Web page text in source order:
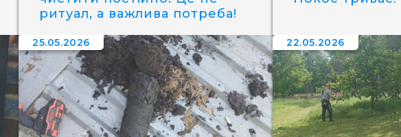
ритуал, а важлива потреба!
25.05.2026 22.05.2026